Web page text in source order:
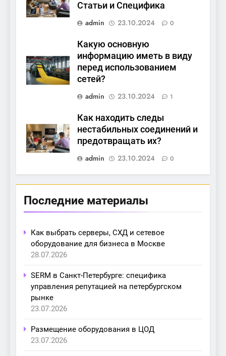
Статьи и Специфика
admin
23.10.2024 0
Какую основную
информацию иметь в виду
перед использованием
сетей?
admin
23.10.2024 1
Как находить следы
нестабильных соединений и
предотвращать их?
admin
23.10.2024 0
Последние материалы
Как выбрать серверы, СХД и сетевое
оборудование для бизнеса в Москве
28.07.2026
SERM в Санкт-Петербурге: специфика
управления репутацией на петербургском
рынке
23.07.2026
Размещение оборудования в ЦОД
23.07.2026